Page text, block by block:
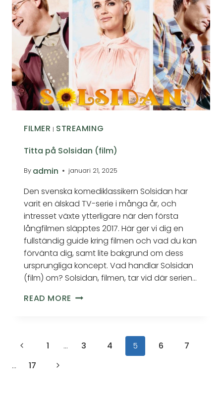
FILMER | STREAMING
Titta på Solsidan (film)
By admin januari 21, 2025
Den svenska komediklassikern Solsidan har
varit en älskad TV-serie i många år, och
intresset växte ytterligare när den första
långfilmen släpptes 2017. Här ger vi dig en
fullständig guide kring filmen och vad du kan
förvänta dig, samt lite bakgrund om dess
ursprungliga koncept. Vad handlar Solsidan
(film) om? Solsidan, filmen, tar vid där serien…
READ MORE
1 … 3 4 5 6
7
…
17